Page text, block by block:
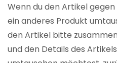
Wenn du den Artikel
ein anderes Produkt
den Artikel bitte
und den Details des